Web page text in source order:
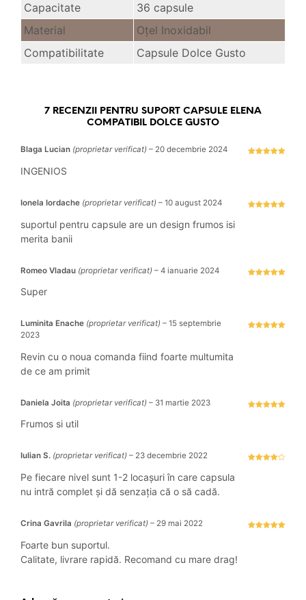
Capacitate
36 capsule
Material
Oțel Inoxidabil
Compatibilitate
Capsule Dolce Gusto
7 RECENZII PENTRU SUPORT CAPSULE ELENA
COMPATIBIL DOLCE GUSTO
Blaga Lucian (proprietar verificat) – 20 decembrie 2024
INGENIOS
Ionela Iordache (proprietar verificat) – 10 august 2024
suportul pentru capsule are un design frumos isi
merita banii
Romeo Vladau (proprietar verificat) – 4 ianuarie 2024
Super
Luminita Enache (proprietar verificat) – 15 septembrie
2023
Revin cu o noua comanda fiind foarte multumita
de ce am primit
Daniela Joita (proprietar verificat) – 31 martie 2023
Frumos si util
Iulian S. (proprietar verificat) – 23 decembrie 2022
Pe fiecare nivel sunt 1-2 locașuri în care capsula
nu intră complet și dă senzația că o să cadă.
Crina Gavrila (proprietar verificat) – 29 mai 2022
Foarte bun suportul.
Calitate, livrare rapidă. Recomand cu mare drag!